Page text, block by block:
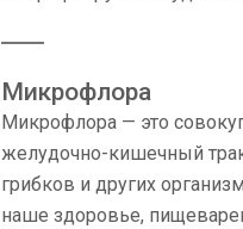
Микрофлора
Микрофлора — это
желудочно-кишечный
грибков и других
наше здоровье,